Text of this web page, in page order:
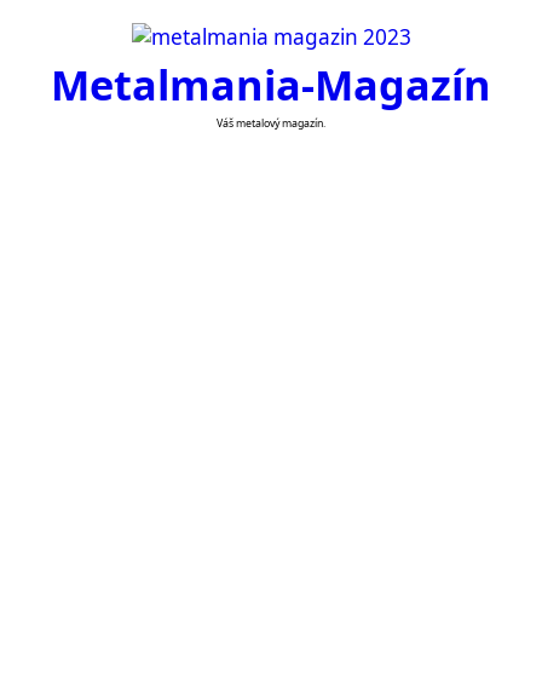
contentMetalmania-Magazín
Váš metalový magazín.